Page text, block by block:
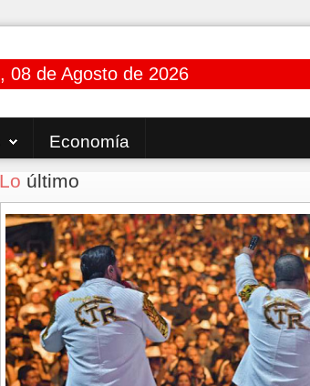
08 de Agosto de 2026
Economía
Lo último